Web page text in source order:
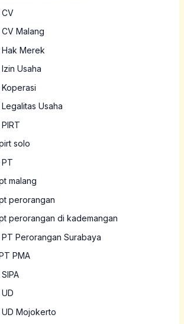
Malang
Merek
Usaha
Usaha
solo
malang
perorangan
perorangan di kademangan
Perorangan Surabaya
PMA
Mojokerto